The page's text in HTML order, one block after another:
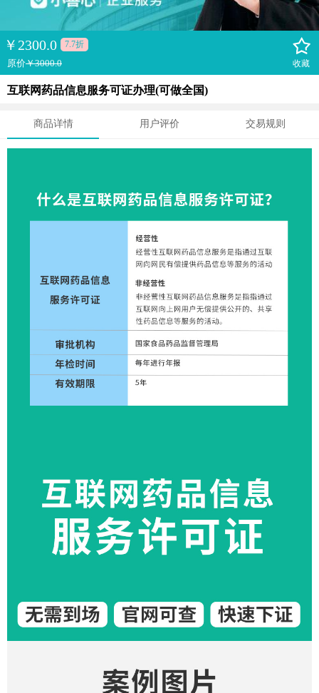
￥ 2300.0 7.7折
原价￥3000.0 收藏
互联网药品信息服务可证办理(可做全国)
商品详情 用户评价 交易规则